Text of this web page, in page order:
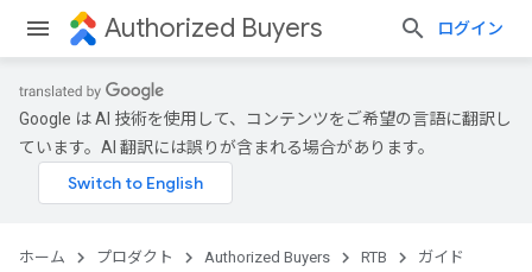
Authorized Buyers ログイン
Google は AI 技術を使用して、コンテンツをご希望の言語に翻訳し
ています。AI 翻訳には誤りが含まれる場合があります。
ホーム プロダクト Authorized Buyers RTB ガイド